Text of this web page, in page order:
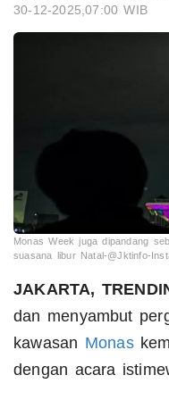
30-12-2025,07:00 WIB
Monas Week juga dipandang
suasana libur Natal-@Jktinfo-
JAKARTA,
dan menyambut
kawasan Monas
dengan acara